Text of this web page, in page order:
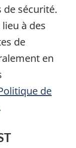
sécurité.
à des
de
en
de